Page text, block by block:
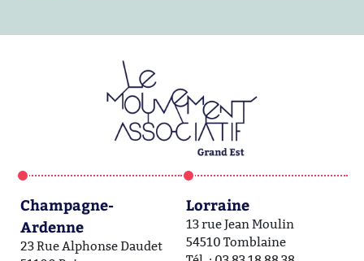
Champagne-
Ardenne
23 Rue Alphonse Daudet
Lorraine
13 rue Jean Moulin
54510 Tomblaine